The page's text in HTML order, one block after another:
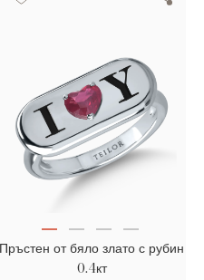
Пръстен от бяло злато с рубин
0.4кт